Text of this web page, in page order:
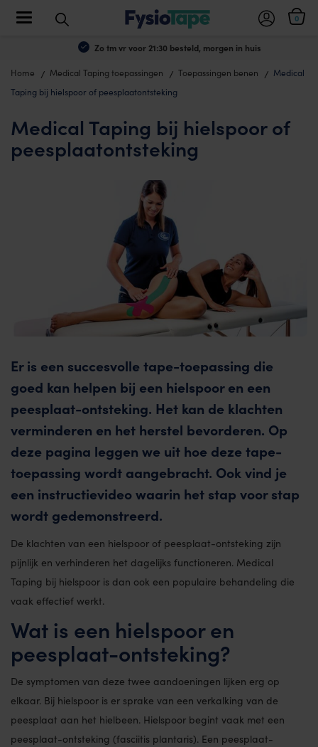
Zo tm vr voor 21:30 besteld, morgen in huis
0
Toggle navigation
Home Medical Taping toepassingen Toepassingen benen
Medical
Taping bij hielspoor of peesplaatontsteking
Medical Taping bij hielspoor of
peesplaatontsteking
Er is een succesvolle tape-toepassing die
goed kan helpen bij een hielspoor en een
peesplaat-ontsteking. Het kan de klachten
verminderen en het herstel bevorderen. Op
deze pagina leggen we uit hoe deze tape-
toepassing wordt aangebracht. Ook vind je
een instructievideo waarin het stap voor stap
wordt gedemonstreerd.
De klachten van een hielspoor of peesplaat-ontsteking zijn
pijnlijk en verhinderen het dagelijks functioneren. Medical
Taping bij hielspoor is dan ook een populaire behandeling die
vaak effectief werkt.
Wat is een hielspoor en
peesplaat-ontsteking?
De symptomen van deze twee aandoeningen lijken erg op
elkaar. Bij hielspoor is er sprake van een verkalking van de
peesplaat aan het hielbeen. Hielspoor begint vaak met een
peesplaat-ontsteking (fasciitis plantaris). Een peesplaat-